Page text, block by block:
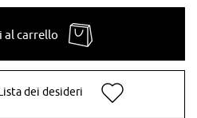
al carrello
dei desideri